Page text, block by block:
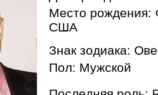
Место рождения:
США
Знак зодиака:
Пол: Мужской